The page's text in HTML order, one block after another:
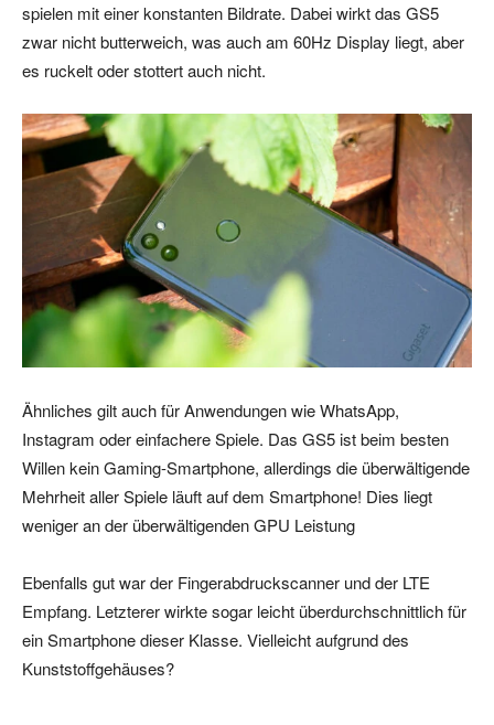
spielen mit einer konstanten Bildrate. Dabei wirkt das GS5
zwar nicht butterweich, was auch am 60Hz Display liegt, aber
es ruckelt oder stottert auch nicht.
Ähnliches gilt auch für Anwendungen wie WhatsApp,
Instagram oder einfachere Spiele. Das GS5 ist beim besten
Willen kein Gaming-Smartphone, allerdings die überwältigende
Mehrheit aller Spiele läuft auf dem Smartphone! Dies liegt
weniger an der überwältigenden GPU Leistung
Ebenfalls gut war der Fingerabdruckscanner und der LTE
Empfang. Letzterer wirkte sogar leicht überdurchschnittlich für
ein Smartphone dieser Klasse. Vielleicht aufgrund des
Kunststoffgehäuses?